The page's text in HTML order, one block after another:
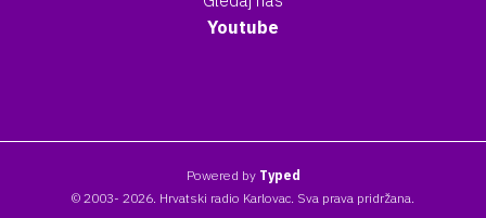
Youtube
Powered by Typed
© 2003- 2026. Hrvatski radio Karlovac. Sva prava pridržana.